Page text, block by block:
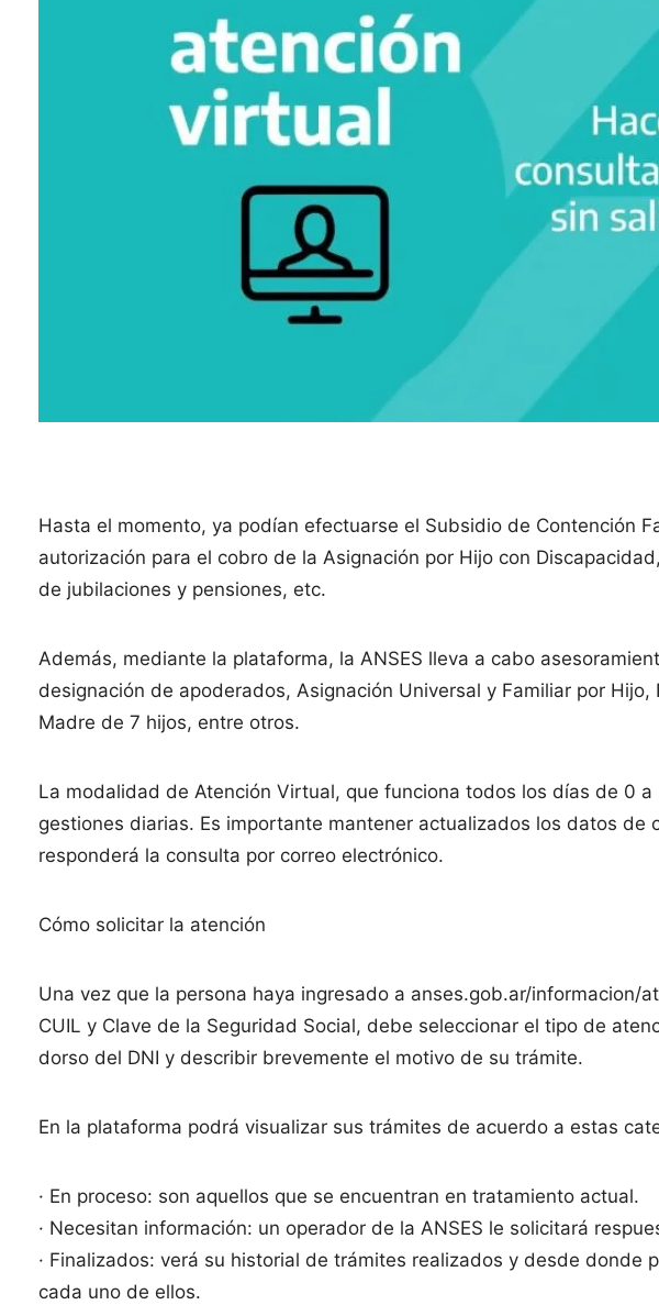
Hasta el momento, ya podían efectuarse el Subsidio de Contención
autorización para el cobro de la Asignación por Hijo con
de jubilaciones y pensiones, etc.
Además, mediante la plataforma, la ANSES lleva a cabo
designación de apoderados, Asignación Universal y Familiar por
Madre de 7 hijos, entre otros.
La modalidad de Atención Virtual, que funciona todos los días de 0
gestiones diarias. Es importante mantener actualizados los datos de
responderá la consulta por correo electrónico.
Cómo solicitar la atención
Una vez que la persona haya ingresado a anses.gob.ar/informacion/
CUIL y Clave de la Seguridad Social, debe seleccionar el tipo de
dorso del DNI y describir brevemente el motivo de su trámite.
En la plataforma podrá visualizar sus trámites de acuerdo a estas
· En proceso: son aquellos que se encuentran en tratamiento actual.
· Necesitan información: un operador de la ANSES le solicitará
· Finalizados: verá su historial de trámites realizados y desde donde
cada uno de ellos.